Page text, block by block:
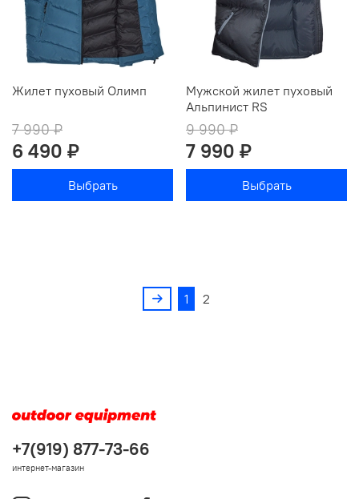
Жилет пуховый Олимп
7 990 ₽
6 490 ₽
Выбрать
Мужской жилет пуховый
Альпинист RS
9 990 ₽
7 990 ₽
Выбрать
1 2
+7(919) 877-73-66
интернет-магазин